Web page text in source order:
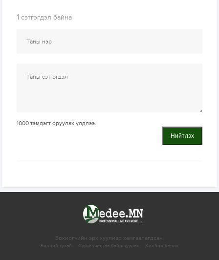
1 сэтгэгдэл байна
1000 тэмдэгт оруулах үлдлээ.
Нийтлэх
Зохиогчийн эрх хуулиар хамгаалагдсан.
Бидний тухай Сурталчилгаа байршуулах Холбоо барих